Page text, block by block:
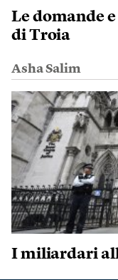
Le domande
di Troia
Asha Salim
I miliardari